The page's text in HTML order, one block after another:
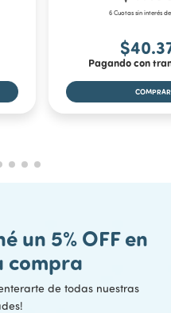
6 Cuotas sin interés de
Pagando con
un 5% OFF en
compra
de todas nuestras